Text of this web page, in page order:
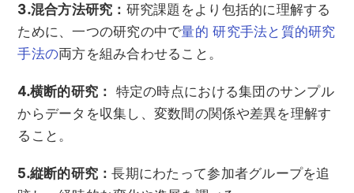
3.混合方法研究： 研究課題をより包括的に理解する
ために、一つの研究の中で量的 研究手法と質的研究
手法の両方を組み合わせること。
4.横断的研究： 特定の時点における集団のサンプル
からデータを収集し、変数間の関係や差異を理解す
ること。
5.縦断的研究：長期にわたって参加者グループを追